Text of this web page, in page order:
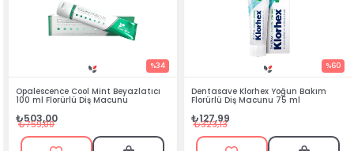
Dentasave Klorhex Yoğun Bakım
Florürlü Diş Macunu 75 ml
Black Berry Bitkisel